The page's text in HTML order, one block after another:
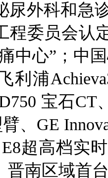
尿外科和急
程委员会认
中心”；中
浦
宝石CT
、GE
E8超高档实
晋南区域首